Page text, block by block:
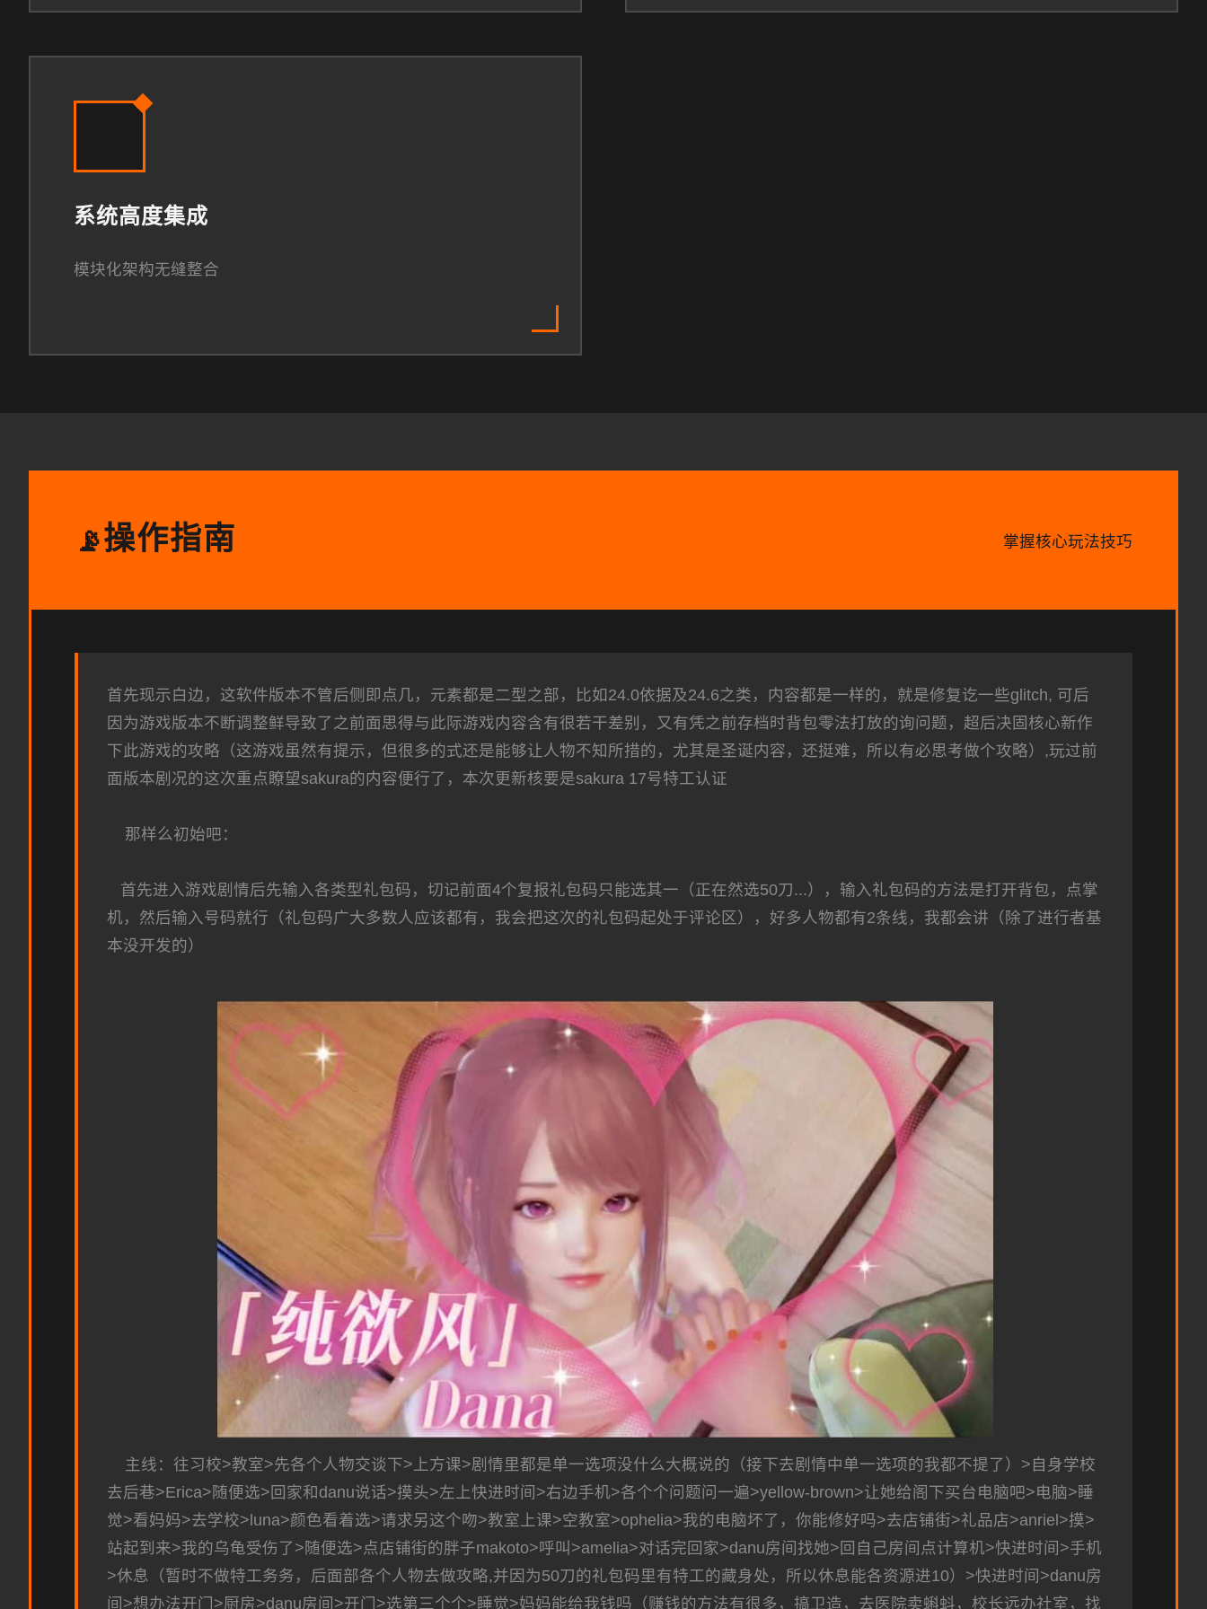
系统高度集成
模块化架构无缝整合
📡操作指南 掌握核心玩法技巧
首先现示白边，这软件版本不管后侧即点几，元素都是二型之部，比如24.0依据及24.6之类，内容都是一样的，就是修复讫一些glitch, 可后
因为游戏版本不断调整鲜导致了之前面思得与此际游戏内容含有很若干差别，又有凭之前存档时背包零法打放的询问题，超后决固核心新作
下此游戏的攻略（这游戏虽然有提示，但很多的式还是能够让人物不知所措的，尤其是圣诞内容，还挺难，所以有必思考做个攻略）,玩过前
面版本剧况的这次重点瞭望sakura的内容便行了，本次更新核要是sakura 17号特工认证
那样么初始吧：
首先进入游戏剧情后先输入各类型礼包码，切记前面4个复报礼包码只能选其一（正在然选50刀...），输入礼包码的方法是打开背包，点掌
机，然后输入号码就行（礼包码广大多数人应该都有，我会把这次的礼包码起处于评论区），好多人物都有2条线，我都会讲（除了进行者基
本没开发的）
主线：往习校>教室>先各个人物交谈下>上方课>剧情里都是单一选项没什么大概说的（接下去剧情中单一选项的我都不提了）>自身学校
去后巷>Erica>随便选>回家和danu说话>摸头>左上快进时间>右边手机>各个个问题问一遍>yellow-brown>让她给阁下买台电脑吧>电脑>睡
觉>看妈妈>去学校>luna>颜色看着选>请求另这个吻>教室上课>空教室>ophelia>我的电脑坏了，你能修好吗>去店铺街>礼品店>anriel>摸>
站起到来>我的乌龟受伤了>随便选>点店铺街的胖子makoto>呼叫>amelia>对话完回家>danu房间找她>回自己房间点计算机>快进时间>手机
>休息（暂时不做特工务务，后面部各个人物去做攻略,并因为50刀的礼包码里有特工的藏身处，所以休息能各资源进10）>快进时间>danu房
间>想办法开门>厨房>danu房间>开门>选第三个个>睡觉>妈妈能给我钱吗（赚钱的方法有很多，搞卫造，去医院卖蝌蚪，校长远办社室，找